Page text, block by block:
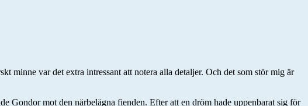
minne var det extra intressant att notera alla detaljer. Och det som stör mig är
Gondor mot den närbelägna fienden. Efter att en dröm hade uppenbarat sig för